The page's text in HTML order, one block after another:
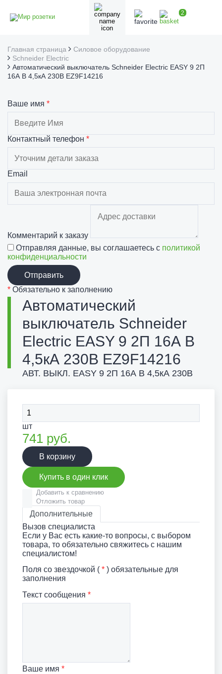
2
Главная страница
Силовое оборудование
Schneider Electric
Автоматический выключатель Schneider Electric EASY 9 2П
16А В 4,5кА 230В EZ9F14216
Ваше имя *
Контактный телефон *
Email
Комментарий к заказу
Отправляя данные, вы соглашаетесь с политикой
конфиденциальности
Отправить
* Обязательно к заполнению
Автоматический
выключатель Schneider
Electric EASY 9 2П 16А В
4,5кА 230В EZ9F14216
АВТ. ВЫКЛ. EASY 9 2П 16А В 4,5кА 230В
шт
741 руб.
В корзину
Купить в один клик
Добавить к сравнению
Отложить товар
Дополнительные
Вызов специалиста
Если у Вас есть какие-то вопросы, с выбором
товара, то обязательно свяжитесь с нашим
специалистом!
Поля со звездочкой ( * ) обязательные для
заполнения
Текст сообщения *
Ваше имя *